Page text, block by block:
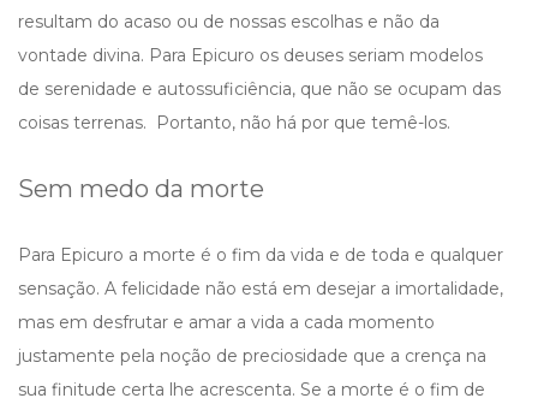
resultam do acaso ou de nossas escolhas e não da
vontade divina. Para Epicuro os deuses seriam modelos
de serenidade e autossuficiência, que não se ocupam das
coisas terrenas. Portanto, não há por que temê-los.
Sem medo da morte
Para Epicuro a morte é o fim da vida e de toda e qualquer
sensação. A felicidade não está em desejar a imortalidade,
mas em desfrutar e amar a vida a cada momento
justamente pela noção de preciosidade que a crença na
sua finitude certa lhe acrescenta. Se a morte é o fim de